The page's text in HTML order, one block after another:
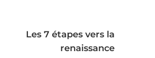
Les 7 étapes vers la
renaissance